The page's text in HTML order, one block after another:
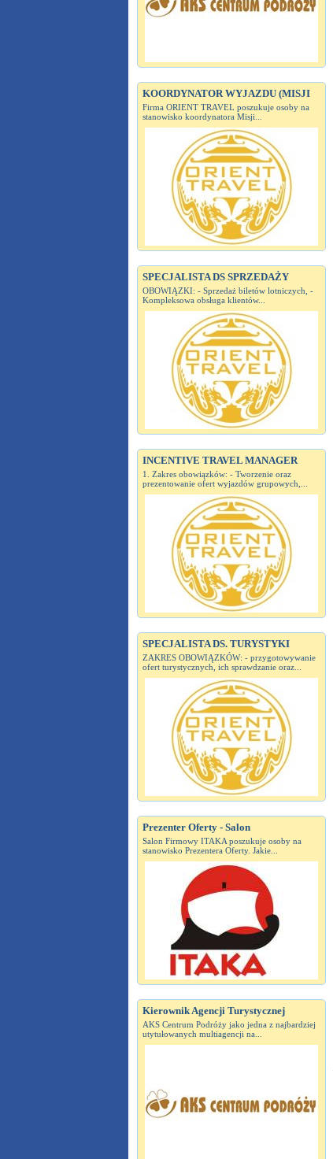
KOORDYNATOR WYJAZDU (MISJI
Firma ORIENT TRAVEL poszukuje osoby na
stanowisko koordynatora Misji...
SPECJALISTA DS SPRZEDAŻY
OBOWIĄZKI: - Sprzedaż biletów lotniczych, -
Kompleksowa obsługa klientów...
INCENTIVE TRAVEL MANAGER
1. Zakres obowiązków: - Tworzenie oraz
prezentowanie ofert wyjazdów grupowych,...
SPECJALISTA DS. TURYSTYKI
ZAKRES OBOWIĄZKÓW: - przygotowywanie
ofert turystycznych, ich sprawdzanie oraz...
Prezenter Oferty - Salon
Salon Firmowy ITAKA poszukuje osoby na
stanowisko Prezentera Oferty. Jakie...
Kierownik Agencji Turystycznej
AKS Centrum Podróży jako jedna z najbardziej
utytułowanych multiagencji na...